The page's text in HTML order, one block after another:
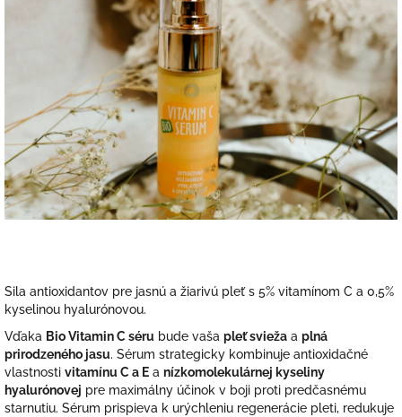
Sila antioxidantov pre jasnú a žiarivú pleť s 5% vitamínom C a 0,5%
kyselinou hyalurónovou.
Vďaka Bio Vitamin C séru bude vaša pleť svieža a plná
prirodzeného jasu. Sérum strategicky kombinuje antioxidačné
vlastnosti vitamínu C a E a nízkomolekulárnej kyseliny
hyalurónovej pre maximálny účinok v boji proti predčasnému
starnutiu. Sérum prispieva k urýchleniu regenerácie pleti, redukuje